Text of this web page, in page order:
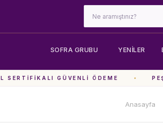
SOFRA GRUBU YENİLER
SERTIFIKALI GÜVENLI ÖDEME
Anasayfa